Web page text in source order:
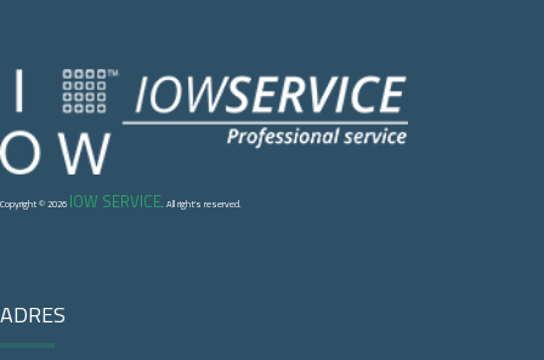
Copyright © 2026 IOW SERVICE. All right's reserved.
ADRES